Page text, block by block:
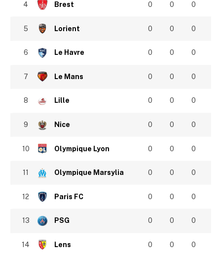
4 Brest 0 0 0
5 Lorient 0 0 0
6 Le Havre 0 0 0
7 Le Mans 0 0 0
8 Lille 0 0 0
9 Nice 0 0 0
10 Olympique Lyon 0 0 0
11 Olympique Marsylia 0 0 0
12 Paris FC 0 0 0
13 PSG 0 0 0
14 Lens 0 0 0